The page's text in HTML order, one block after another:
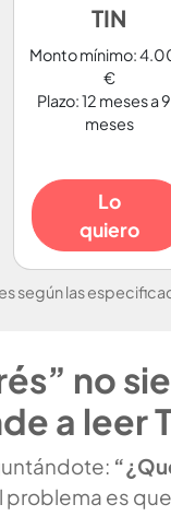
TIN
Monto mínimo:
€
Plazo: 12 meses a
meses
Lo
quiero
según las
no
a leer
problema es